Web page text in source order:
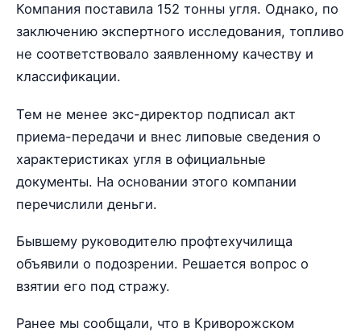
Компания поставила 152 тонны угля. Однако, по
заключению экспертного исследования, топливо
не соответствовало заявленному качеству и
классификации.
Тем не менее экс-директор подписал акт
приема-передачи и внес липовые сведения о
характеристиках угля в официальные
документы. На основании этого компании
перечислили деньги.
Бывшему руководителю профтехучилища
объявили о подозрении. Решается вопрос о
взятии его под стражу.
Ранее мы сообщали, что в Криворожском